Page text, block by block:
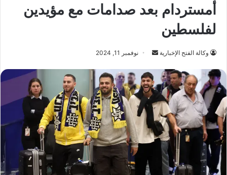
أمستردام بعد صدامات مع مؤيدين
لفلسطين
وكالة الفتح الإخبارية
أرسل
إلكترونيا
نوفمبر 11, 2024